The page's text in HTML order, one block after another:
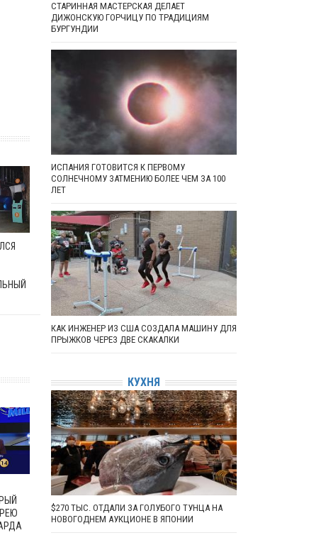
СТАРИННАЯ МАСТЕРСКАЯ ДЕЛАЕТ
ДИЖОНСКУЮ ГОРЧИЦУ ПО ТРАДИЦИЯМ
БУРГУНДИИ
ИСПАНИЯ ГОТОВИТСЯ К ПЕРВОМУ
СОЛНЕЧНОМУ ЗАТМЕНИЮ БОЛЕЕ ЧЕМ ЗА 100
ЛЕТ
КАК ИНЖЕНЕР ИЗ США СОЗДАЛА МАШИНУ ДЛЯ
ПРЫЖКОВ ЧЕРЕЗ ДВЕ СКАКАЛКИ
КУХНЯ
$270 ТЫС. ОТДАЛИ ЗА ГОЛУБОГО ТУНЦА НА
НОВОГОДНЕМ АУКЦИОНЕ В ЯПОНИИ